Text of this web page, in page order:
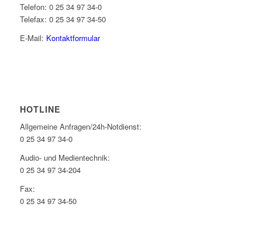
Telefon: 0 25 34 97 34-0
Telefax: 0 25 34 97 34-50
E-Mail: Kontaktformular
HOTLINE
Allgemeine Anfragen/24h-Notdienst:
0 25 34 97 34-0
Audio- und Medientechnik:
0 25 34 97 34-204
Fax:
0 25 34 97 34-50